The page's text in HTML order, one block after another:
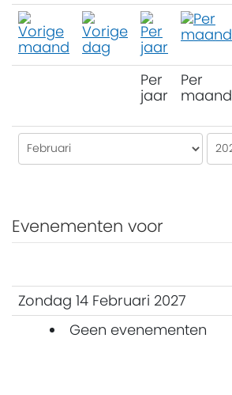
Per
jaar
Per
maand
Evenementen voor
Zondag 14 Februari 2027
Geen evenementen